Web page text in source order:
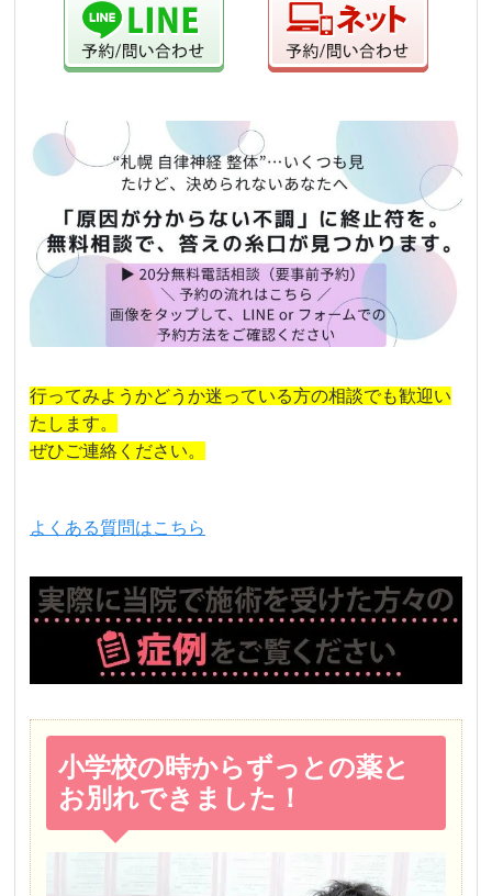
行ってみようかどうか迷っている方の相談でも歓迎い
たします。
ぜひご連絡ください。
よくある質問はこちら
小学校の時からずっとの薬と
お別れできました！